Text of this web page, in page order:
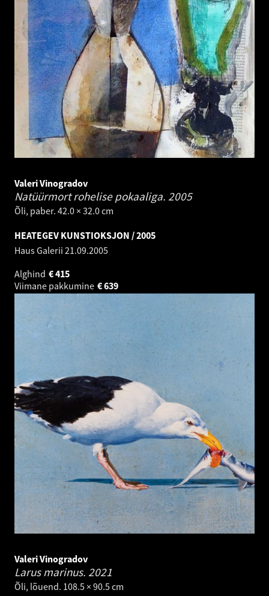
Valeri Vinogradov
Natüürmort rohelise pokaaliga. 2005
Õli, paber. 42.0 × 32.0 cm
HEATEGEV KUNSTIOKSJON / 2005
Haus Galerii 21.09.2005
Alghind
415
€
Viimane pakkumine
639
€
Valeri Vinogradov
Larus marinus. 2021
Õli, lõuend. 108.5 × 90.5 cm